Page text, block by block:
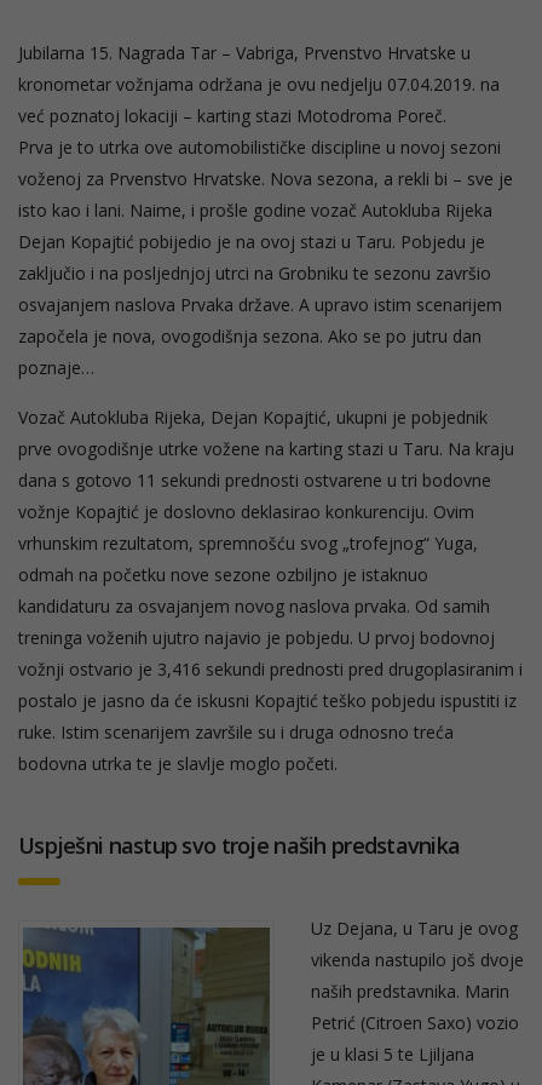
Jubilarna 15. Nagrada Tar – Vabriga, Prvenstvo Hrvatske u
kronometar vožnjama održana je ovu nedjelju 07.04.2019. na
već poznatoj lokaciji – karting stazi Motodroma Poreč.
Prva je to utrka ove automobilističke discipline u novoj sezoni
voženoj za Prvenstvo Hrvatske. Nova sezona, a rekli bi – sve je
isto kao i lani. Naime, i prošle godine vozač Autokluba Rijeka
Dejan Kopajtić pobijedio je na ovoj stazi u Taru. Pobjedu je
zaključio i na posljednjoj utrci na Grobniku te sezonu završio
osvajanjem naslova Prvaka države. A upravo istim scenarijem
započela je nova, ovogodišnja sezona. Ako se po jutru dan
poznaje…
Vozač Autokluba Rijeka, Dejan Kopajtić, ukupni je pobjednik
prve ovogodišnje utrke vožene na karting stazi u Taru. Na kraju
dana s gotovo 11 sekundi prednosti ostvarene u tri bodovne
vožnje Kopajtić je doslovno deklasirao konkurenciju. Ovim
vrhunskim rezultatom, spremnošću svog „trofejnog“ Yuga,
odmah na početku nove sezone ozbiljno je istaknuo
kandidaturu za osvajanjem novog naslova prvaka. Od samih
treninga voženih ujutro najavio je pobjedu. U prvoj bodovnoj
vožnji ostvario je 3,416 sekundi prednosti pred drugoplasiranim i
postalo je jasno da će iskusni Kopajtić teško pobjedu ispustiti iz
ruke. Istim scenarijem završile su i druga odnosno treća
bodovna utrka te je slavlje moglo početi.
Uspješni nastup svo troje naših predstavnika
Uz Dejana, u Taru je ovog
vikenda nastupilo još dvoje
naših predstavnika. Marin
Petrić (Citroen Saxo) vozio
je u klasi 5 te Ljiljana